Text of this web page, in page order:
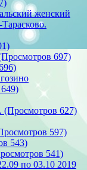
женский
697)
(Просмотров 627)
597)
543)
541)
по 03.10 2019